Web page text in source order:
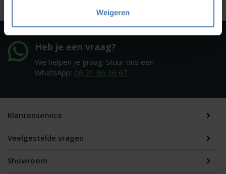
Weigeren
Heb je een vraag?
We helpen je graag. Stuur ons een
WhatsApp: 06 21 36 36 67
Klantenservice
Veelgestelde vragen
Showroom